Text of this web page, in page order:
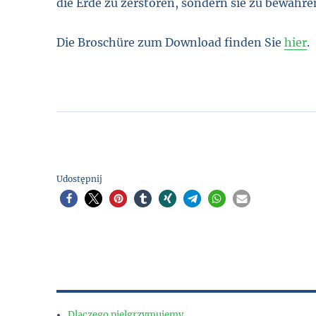
die Erde zu zerstören, sondern sie zu
Die Broschüre zum Download finden Siehier.
Udostępnij